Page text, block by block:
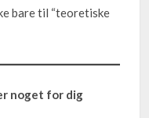
bare til “teoretiske
noget for dig